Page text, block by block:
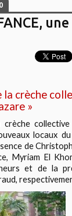
la crèche
»
locaux
de
Myriam El
et de la